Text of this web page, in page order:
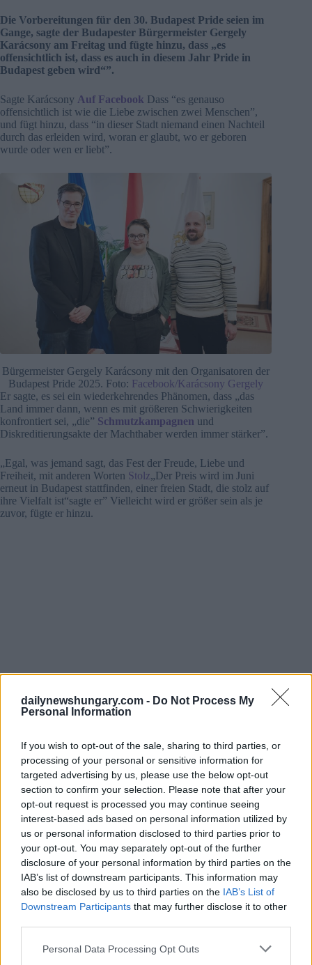
dailynewshungary.com - Do Not Process My
Personal Information
If you wish to opt-out of the sale, sharing to third parties, or
processing of your personal or sensitive information for
targeted advertising by us, please use the below opt-out
section to confirm your selection. Please note that after your
opt-out request is processed you may continue seeing
interest-based ads based on personal information utilized by
us or personal information disclosed to third parties prior to
your opt-out. You may separately opt-out of the further
disclosure of your personal information by third parties on the
IAB’s list of downstream participants. This information may
also be disclosed by us to third parties on the IAB’s List of
Downstream Participants that may further disclose it to other
Please note that this website/app uses one or more Google
Personal Data Processing Opt Outs
Die Vorbereitungen für den 30. Budapest Pride seien im
Gange, sagte der Budapester Bürgermeister Gergely
Karácsony am Freitag und fügte hinzu, dass „es
offensichtlich ist, dass es auch in diesem Jahr Pride in
Budapest geben wird“”.
Sagte Karácsony Auf Facebook Dass “es genauso
offensichtlich ist wie die Liebe zwischen zwei Menschen”,
und fügt hinzu, dass “in dieser Stadt niemand einen Nachteil
durch das erleiden wird, woran er glaubt, wo er geboren
wurde oder wen er liebt”.
Bürgermeister Gergely Karácsony mit den Organisatoren der
Budapest Pride 2025. Foto: Facebook/Karácsony Gergely
Er sagte, es sei ein wiederkehrendes Phänomen, dass „das
Land immer dann, wenn es mit größeren Schwierigkeiten
konfrontiert sei, „die” Schmutzkampagnen und
Diskreditierungsakte der Machthaber werden immer stärker”.
„Egal, was jemand sagt, das Fest der Freude, Liebe und
Freiheit, mit anderen Worten Stolz„Der Preis wird im Juni
erneut in Budapest stattfinden, einer freien Stadt, die stolz auf
ihre Vielfalt ist“sagte er” Vielleicht wird er größer sein als je
zuvor, fügte er hinzu.